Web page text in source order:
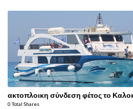
ακτοπλοικη σύνδεση φέτος το
0 Total Shares